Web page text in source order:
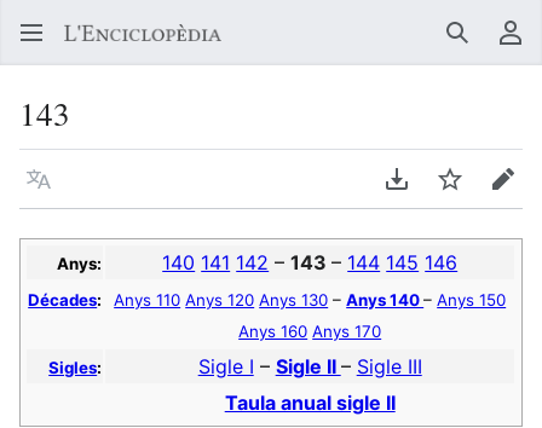
Buscar
143
Llegir en un atre idioma Descarregar en
Vigilar
Anys: 140 141 142 –143– 144 145 146
Décades: Anys 110 Anys 120 Anys 130 –Anys 140–Anys 150
Anys 160 Anys 170
Sigles: Sigle I – Sigle II – Sigle III
Taula anual sigle II